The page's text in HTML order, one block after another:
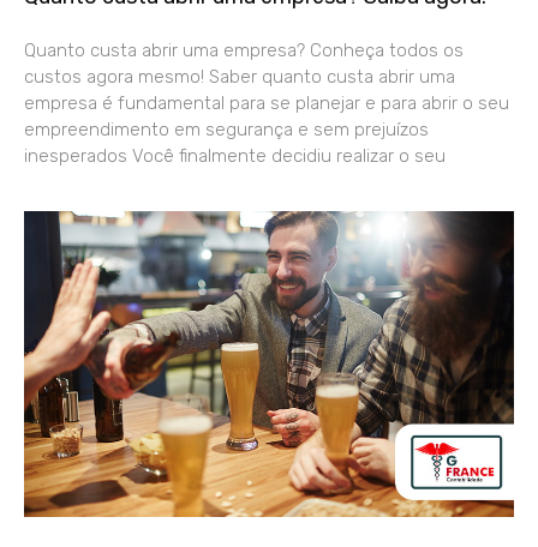
Quanto custa abrir uma empresa? Conheça todos os
custos agora mesmo! Saber quanto custa abrir uma
empresa é fundamental para se planejar e para abrir o seu
empreendimento em segurança e sem prejuízos
inesperados Você finalmente decidiu realizar o seu